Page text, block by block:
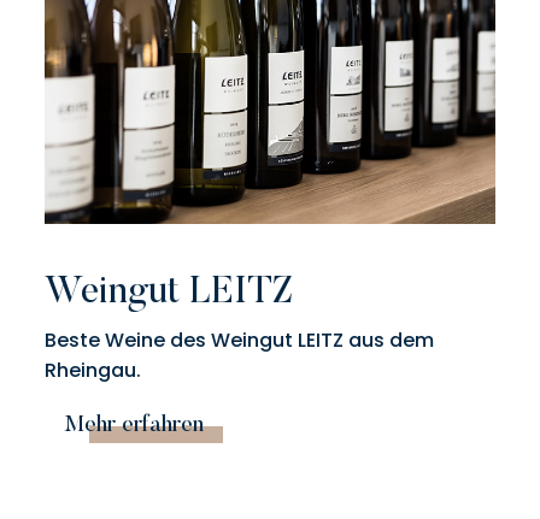
Weingut LEITZ
Beste Weine des Weingut LEITZ aus dem
Rheingau.
Mehr erfahren